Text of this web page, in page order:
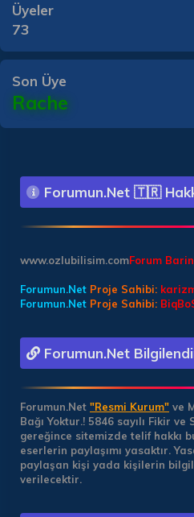
Üyeler
73
Son Üye
Rache
Forumun.Net 🇹🇷
Forum
www.ozlubilisim.com
Forumun.Net Proje Sahibi:
Forumun.Net Proje Sahibi:
Forumun.Net
Forumun.Net "Resmi Kurum" ve
Bağı Yoktur.! 5846 sayılı Fikir
gereğince sitemizde telif hakkı
eserlerin paylaşımı yasaktır.
paylaşan kişi yada kişilerin
verilecektir.